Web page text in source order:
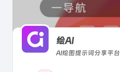
绘AI
AI绘图提示词分享平台